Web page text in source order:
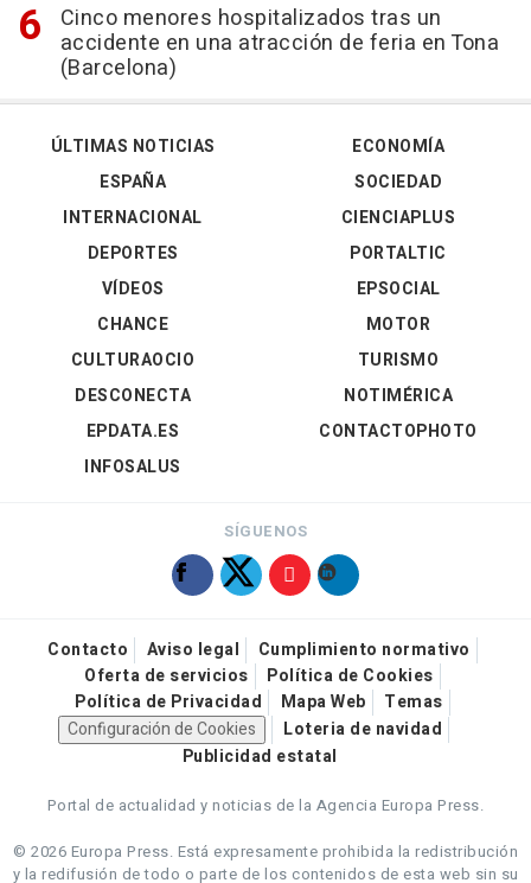
Cinco menores hospitalizados tras un
accidente en una atracción de feria en Tona
(Barcelona)
ÚLTIMAS NOTICIAS
ESPAÑA
INTERNACIONAL
DEPORTES
VÍDEOS
ECONOMÍA
SOCIEDAD
CIENCIAPLUS
PORTALTIC
EPSOCIAL
CHANCE
CULTURAOCIO
DESCONECTA
EPDATA.ES
INFOSALUS
MOTOR
TURISMO
NOTIMÉRICA
CONTACTOPHOTO
SÍGUENOS
Contacto Aviso legal
Cumplimiento normativo
Oferta de servicios
Política de Cookies
Política de Privacidad
Mapa Web
Temas
Configuración de Cookies
Loteria de navidad
Publicidad estatal
Portal de actualidad y noticias de la Agencia Europa Press.
© 2026 Europa Press. Está expresamente prohibida la redistribución
y la redifusión de todo o parte de los contenidos de esta web sin su